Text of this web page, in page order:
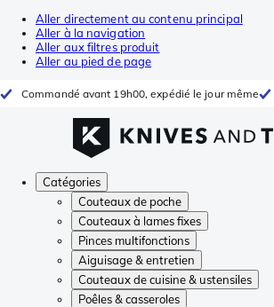
Aller directement au contenu principal
Aller à la navigation
Aller aux filtres produit
Aller au pied de page
Commandé avant 19h00, expédié le jour même
Catégories
Couteaux de poche
Couteaux à lames fixes
Pinces multifonctions
Aiguisage & entretien
Couteaux de cuisine & ustensiles
Poêles & casseroles